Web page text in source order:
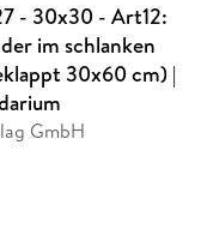
- 30x30 - Art12:
im schlanken
30x60 cm) |
GmbH